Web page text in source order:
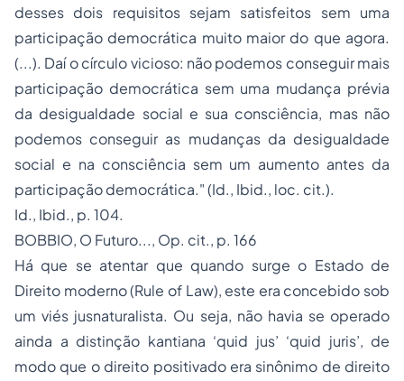
desses dois requisitos sejam satisfeitos sem uma
participação democrática muito maior do que agora.
(...). Daí o círculo vicioso: não podemos conseguir mais
participação democrática sem uma mudança prévia
da desigualdade social e sua consciência, mas não
podemos conseguir as mudanças da desigualdade
social e na consciência sem um aumento antes da
participação democrática."(Id., Ibid., loc. cit.).
Id., Ibid., p. 104.
BOBBIO, O Futuro..., Op. cit., p. 166
Há que se atentar que quando surge o Estado de
Direito moderno (Rule of Law), este era concebido sob
um viés jusnaturalista. Ou seja, não havia se operado
ainda a distinção kantiana ‘quid jus’ ‘quid juris’, de
modo que o direito positivado era sinônimo de direito